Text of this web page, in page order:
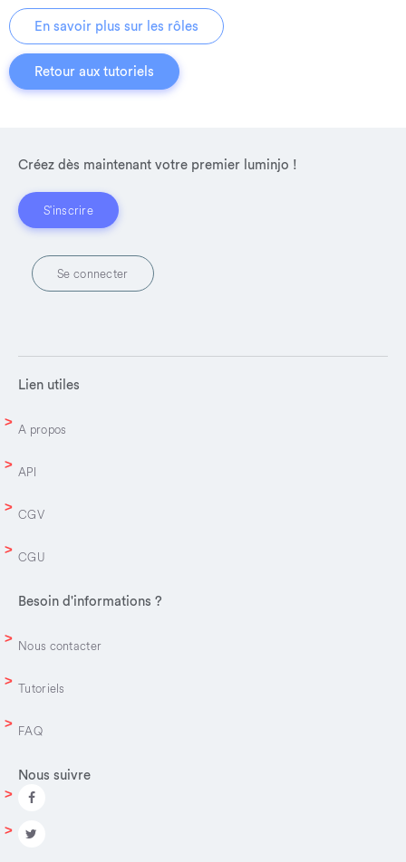
En savoir plus sur les rôles
Retour aux tutoriels
Créez dès maintenant votre premier luminjo !
S'inscrire
Se connecter
Lien utiles
A propos
API
CGV
CGU
Besoin d'informations ?
Nous contacter
Tutoriels
FAQ
Nous suivre